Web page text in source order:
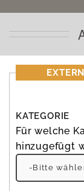
KATEGORIE
Für welche
hinzugefügt